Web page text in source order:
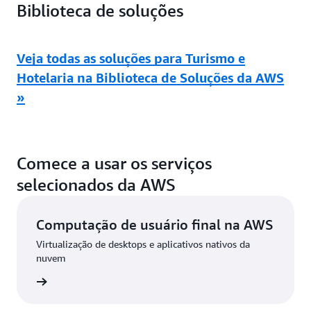
Biblioteca de soluções
Veja todas as soluções para Turismo e
Hotelaria na Biblioteca de Soluções da AWS
»
Comece a usar os serviços
selecionados da AWS
Computação de usuário final na AWS
Virtualização de desktops e aplicativos nativos da
nuvem